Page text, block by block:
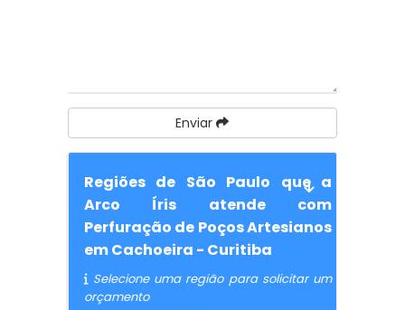
Enviar
Regiões de São Paulo que a
Arco Íris atende com
Perfuração de Poços Artesianos
em Cachoeira - Curitiba
Selecione uma região para solicitar um
orçamento